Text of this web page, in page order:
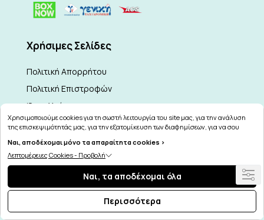
Xρήσιμες Σελίδες
Πολιτική Απορρήτου
Πολιτική Επιστροφών
Όροι Χρήσης
Πολιτική Cookies
Εταιρείες
Τρόποι χρήσης
Σχετικά με εμάς
Τρόποι Παραγγελίας
Χρησιμοποιούμε cookies για τη σωστή λειτουργία του site μας, για την ανάλυση
της επισκεψιμότητάς μας, για την εξατομίκευση των διαφημίσεων, για να σου
μας εύκολα! Μπορείς να δεις τη πολιτική μας για τα cookies
Ναι, αποδέχομαι μόνο τα απαραίτητα cookies >
Λεπτομέρειες Cookies - Προβολή
Ναι, τα αποδέχομαι όλα
Περισσότερα